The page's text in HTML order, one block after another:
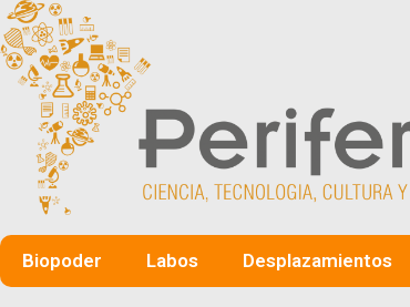
Biopoder Labos Desplazamientos